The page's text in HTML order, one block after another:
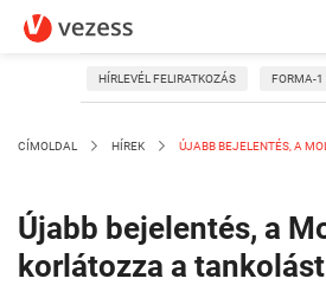
HÍRLEVÉL FELIRATKOZÁS FORMA-1
CÍMOLDAL HÍREK ÚJABB BEJELENTÉS, A
Újabb bejelentés, a
korlátozza a